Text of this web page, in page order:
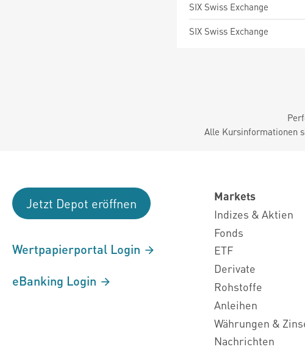
SIX Swiss Exchange
SIX Swiss Exchange
Alle Kursinformationen
Jetzt Depot eröffnen
Wertpapierportal Login
eBanking Login
Markets
Indizes & Aktien
Fonds
ETF
Derivate
Rohstoffe
Anleihen
Währungen &
Nachrichten